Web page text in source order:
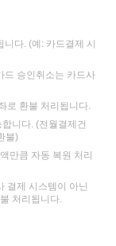
다. (예: 카드결제 시
드 승인취소는 카드사
로 환불 처리됩니다.
니다. (전월결제건
불)
만큼 자동 복원 처리
결제 시스템이 아닌
처리됩니다.